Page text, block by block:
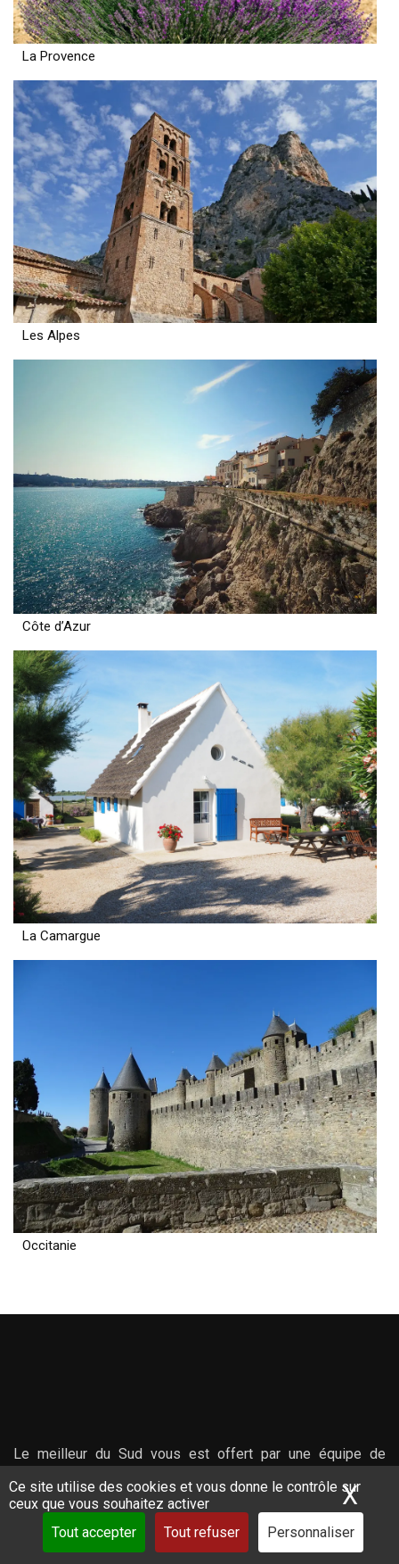
Ce site utilise des cookies et vous donne le contrôle sur
ceux que vous souhaitez activer
Tout accepter
Tout refuser Personnaliser
X
La Provence
Les Alpes
Côte d’Azur
La Camargue
Occitanie
Le meilleur du Sud vous est offert par une équipe de
professionnels réactifs, connaissant leurs territoires et qui
se feront un plaisir de vous en faire découvrir les saveurs
et les secrets.